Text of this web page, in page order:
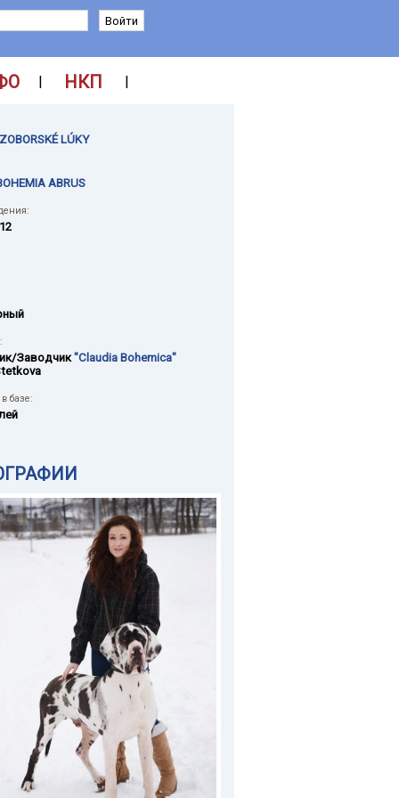
| НКП |
LÚKY
ABRUS
Заводчик"Claudia Bohemica"
базе: